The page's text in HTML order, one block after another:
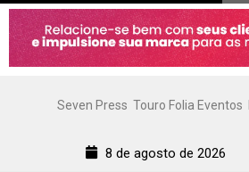
Seven Press Touro Folia Eventos
8 de agosto de 2026